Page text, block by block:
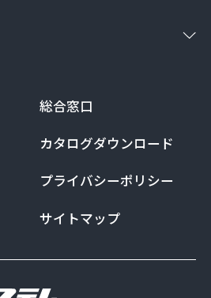
総合窓口
カタログダウンロード
プライバシーポリシー
サイトマップ